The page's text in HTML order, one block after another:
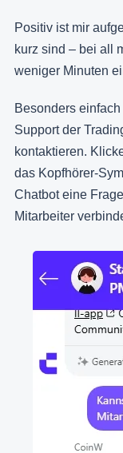
Positiv ist mir
kurz sind – bei all
weniger Minuten
Besonders
Support der
kontaktieren.
das Kopfhörer-
Chatbot eine
Mitarbeiter